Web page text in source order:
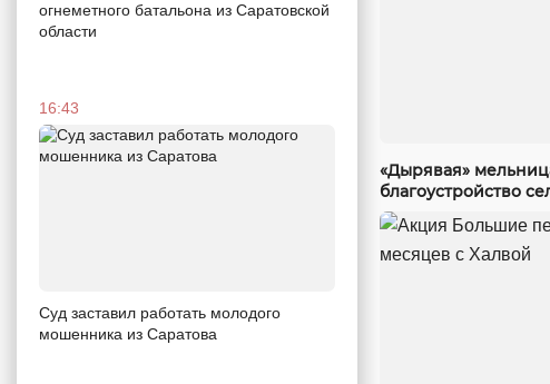
огнеметного батальона из Саратовской
области
16:43
Суд заставил работать молодого
мошенника из Саратова
«Дырявая»
благоустройство